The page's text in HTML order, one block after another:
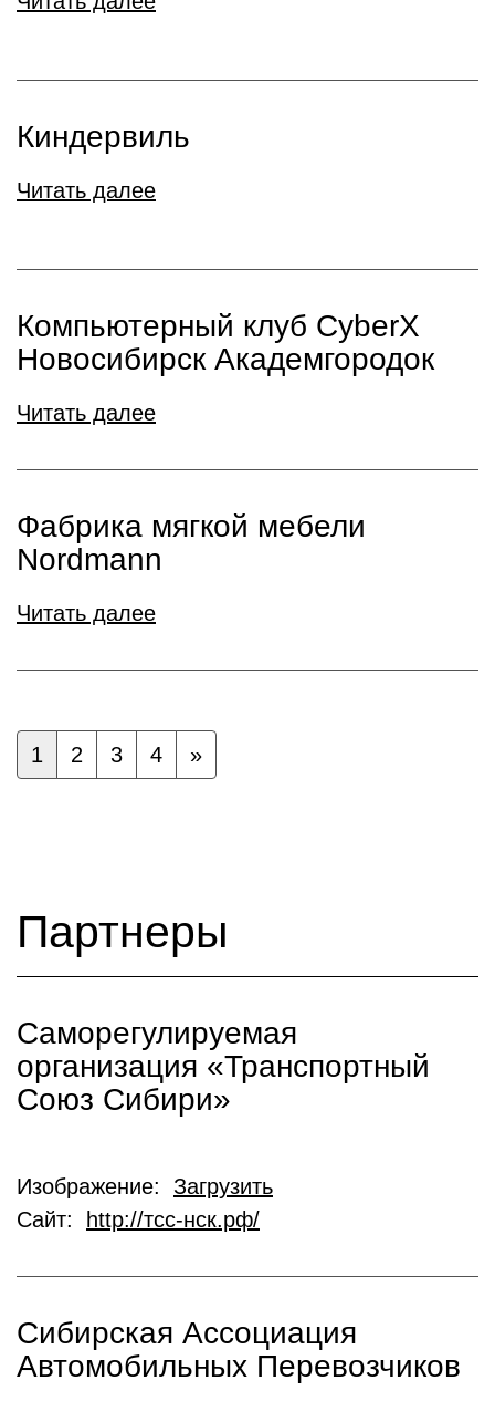
Киндервиль
Читать далее
Компьютерный клуб CyberX
Новосибирск Академгородок
Читать далее
Фабрика мягкой мебели
Nordmann
Читать далее
1 2 3 4 »
Партнеры
Саморегулируемая
организация «Транспортный
Союз Сибири»
Изображение: Загрузить
Сайт:
http://тсс-нск.рф/
Сибирская Ассоциация
Автомобильных Перевозчиков